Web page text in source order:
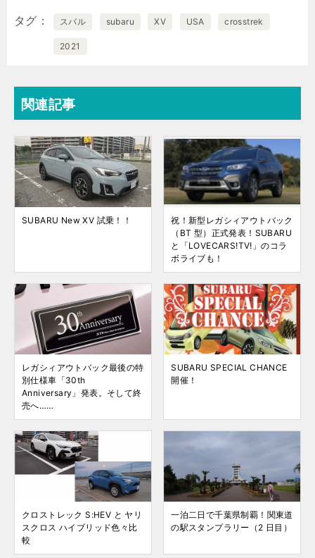
タグ スバル subaru XV USA crosstrek
2021
関連記事
SUBARU New XV 試乗！！
祝！新型レガシィアウトバック
（BT 型）正式発表！SUBARU
と「LOVECARS!TV!」のコラ
ボライブも！
レガシィアウトバック最後の特
別仕様車「30th
Anniversary」発表。そして終
売へ……
SUBARU SPECIAL CHANCE
開催！
クロストレック S:HEV と ヤリ
スクロス ハイブリッド色々比
較
一泊二日で千葉県制覇！関東道
の駅スタンプラリー（2 日目）